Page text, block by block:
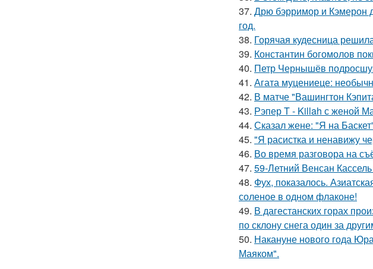
37. Дрю бэрримор и Кэмерон
год.
38. Горячая кудесница
39. Константин богомолов
40. Петр Чернышёв
41. Агата муцениеце:
42. В матче "Вашингтон
43. Рэпер T - Killah с женой
44. Сказал жене: "Я на
45. "Я расистка и ненавижу
46. Во время разговора на
47. 59-Летний Венсан
48. Фух, показалось.
соленое в одном флаконе!
49. В дагестанских горах
по склону снега один за
50. Накануне нового года
Маяком".